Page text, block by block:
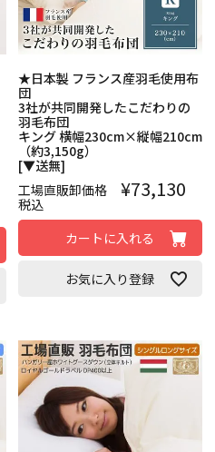
★日本製 フランス産羽毛使用布
団
3社が共同開発したこだわりの
羽毛布団
キング 横幅230cm×縦幅210cm
（約3,150g）
[▼送無]
工場直販卸価格
¥73,130
税込
カートに入れる
お気に入り登録